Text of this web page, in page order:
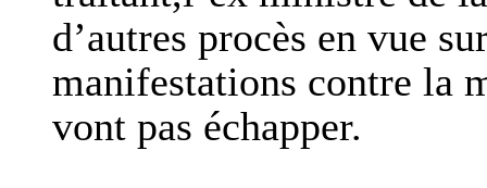
d’autres procès en vue
manifestations contre la
vont pas échapper.